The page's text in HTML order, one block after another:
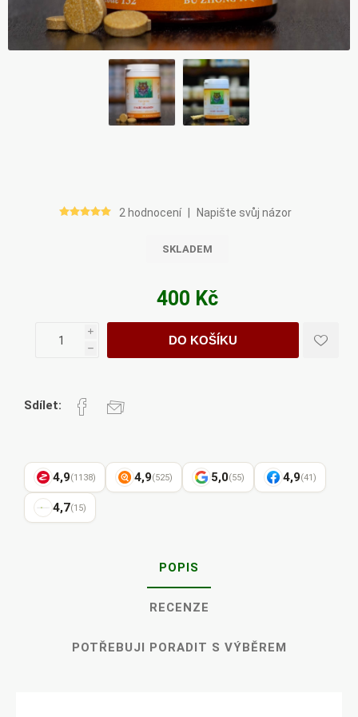
2 hodnocení Napište svůj názor
SKLADEM
400 Kč
i
h
DO KOŠÍKU
Sdílet:
4,9(1138) 4,9(525) 5,0(55) 4,9(41)
4,7(15)
POPIS
RECENZE
POTŘEBUJI PORADIT S VÝBĚREM